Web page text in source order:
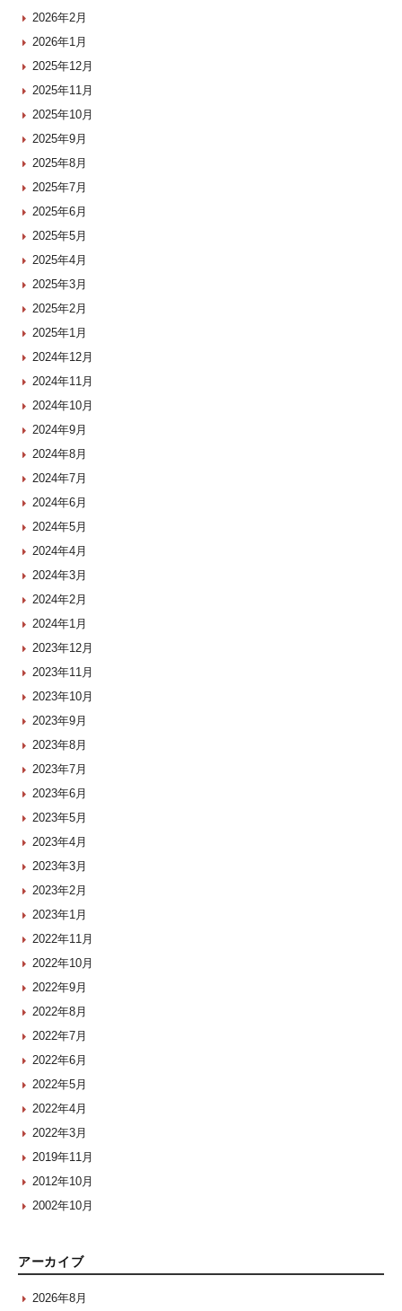
2026年2月
2026年1月
2025年12月
2025年11月
2025年10月
2025年9月
2025年8月
2025年7月
2025年6月
2025年5月
2025年4月
2025年3月
2025年2月
2025年1月
2024年12月
2024年11月
2024年10月
2024年9月
2024年8月
2024年7月
2024年6月
2024年5月
2024年4月
2024年3月
2024年2月
2024年1月
2023年12月
2023年11月
2023年10月
2023年9月
2023年8月
2023年7月
2023年6月
2023年5月
2023年4月
2023年3月
2023年2月
2023年1月
2022年11月
2022年10月
2022年9月
2022年8月
2022年7月
2022年6月
2022年5月
2022年4月
2022年3月
2019年11月
2012年10月
2002年10月
アーカイブ
2026年8月